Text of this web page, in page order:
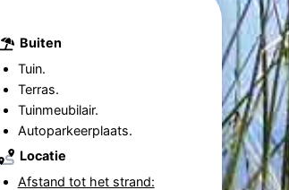
Buiten
Tuin.
Terras.
Tuinmeubilair.
Autoparkeerplaats.
Locatie
Afstand tot het strand: